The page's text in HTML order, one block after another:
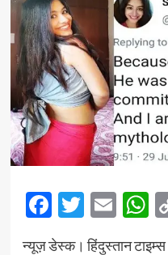
Facebook
Twitter
न्यूज़ डेस्क। हिंदुस्तान